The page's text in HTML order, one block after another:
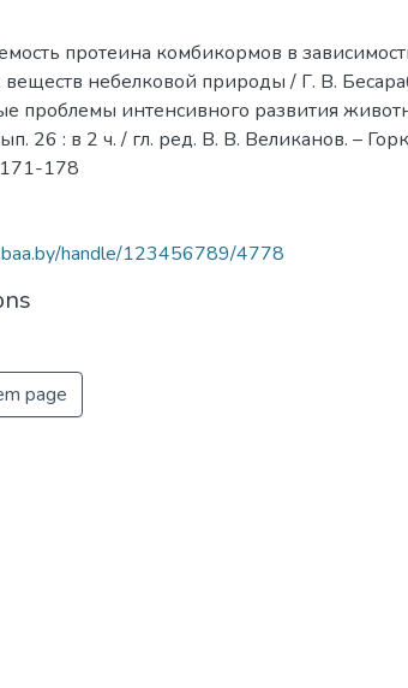
протеина комбикормов в
веществ небелковой природы / Г. В.
проблемы интенсивного развития
26 : в 2 ч. / гл. ред. В. В. Великанов. –
171-178
handle/123456789/4778
page